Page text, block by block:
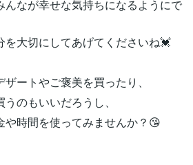
んなが幸せな気持ちになるようにで
を大切にしてあげてくださいね💓
ートやご褒美を買ったり、
のもいいだろうし、
や時間を使ってみませんか？😘